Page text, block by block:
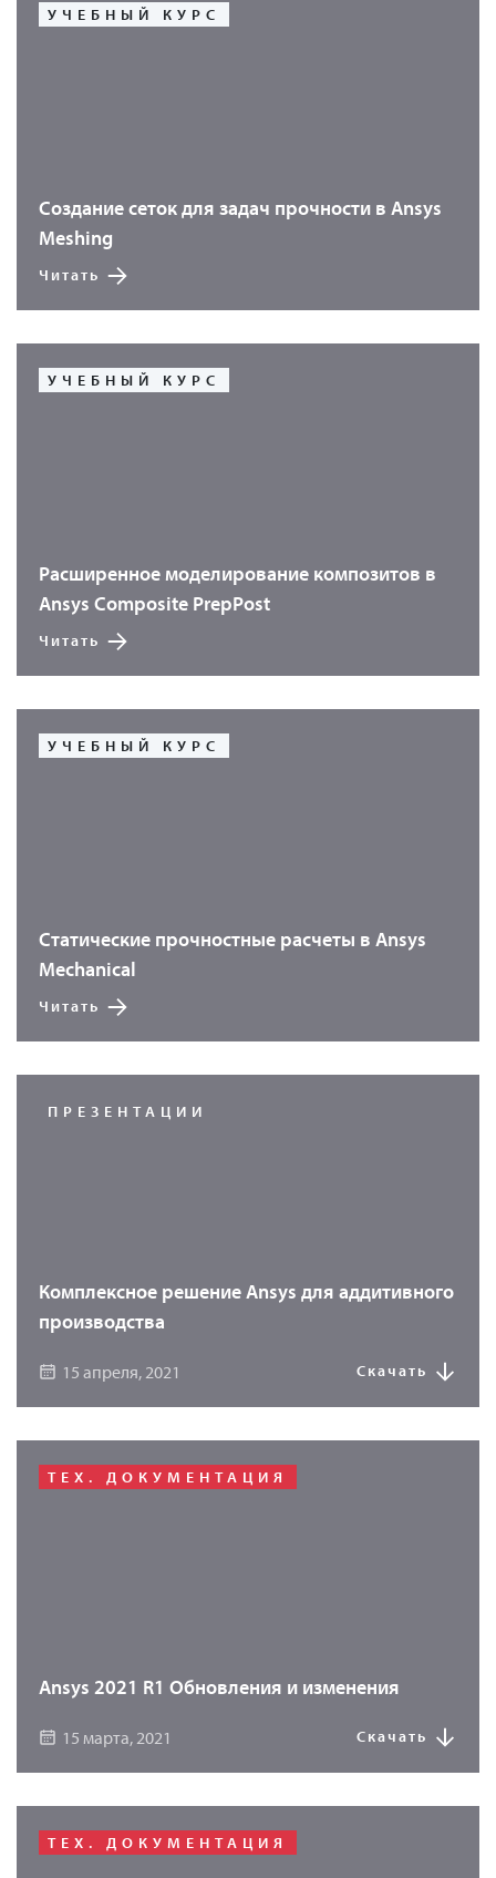
УЧЕБНЫЙ КУРС
Создание сеток для задач прочности в Ansys
Meshing
Читать
УЧЕБНЫЙ КУРС
Расширенное моделирование композитов в
Ansys Composite PrepPost
Читать
УЧЕБНЫЙ КУРС
Статические прочностные расчеты в Ansys
Mechanical
Читать
ПРЕЗЕНТАЦИИ
Комплексное решение Ansys для аддитивного
производства
15 апреля, 2021 Скачать
ТЕХ. ДОКУМЕНТАЦИЯ
Ansys 2021 R1 Обновления и изменения
15 марта, 2021 Скачать
ТЕХ. ДОКУМЕНТАЦИЯ